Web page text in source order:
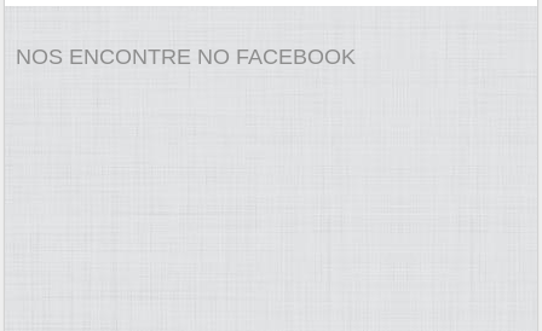
NOS ENCONTRE NO FACEBOOK